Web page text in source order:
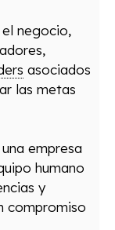
negocio,
asociados
las metas
empresa
humano
y
compromiso